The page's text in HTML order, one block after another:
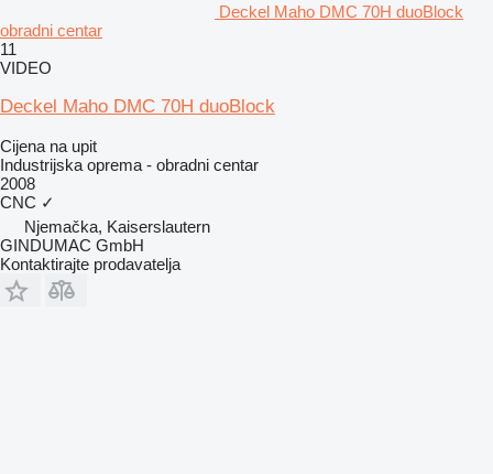
Deckel Maho DMC 70H duoBlock
obradni centar
11
VIDEO
Deckel Maho DMC 70H duoBlock
Cijena na upit
Industrijska oprema - obradni centar
2008
CNC ✓
Njemačka, Kaiserslautern
GINDUMAC GmbH
Kontaktirajte prodavatelja